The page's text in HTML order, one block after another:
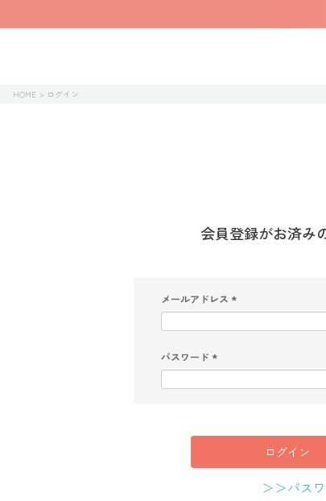
HOME ログイン
会員登録がお済み
メールアドレス
(
パスワード
(
ログイン
＞＞パス